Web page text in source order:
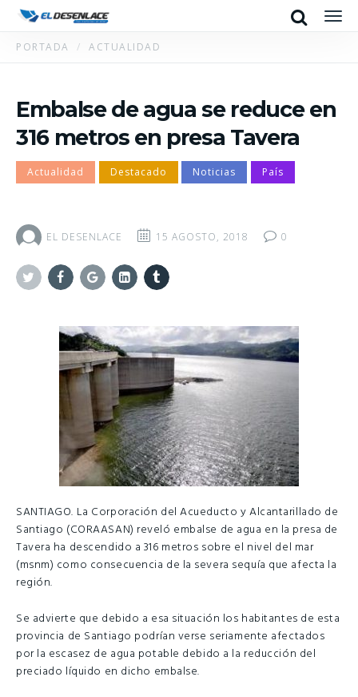
Search
PORTADA ACTUALIDAD
Embalse de agua se reduce en
316 metros en presa Tavera
Actualidad Destacado Noticias País
EL DESENLACE 15 AGOSTO, 2018 0
SANTIAGO. La Corporación del Acueducto y Alcantarillado de
Santiago (CORAASAN) reveló embalse de agua en la presa de
Tavera ha descendido a 316 metros sobre el nivel del mar
(msnm) como consecuencia de la severa sequía que afecta la
región.
Se advierte que debido a esa situación los habitantes de esta
provincia de Santiago podrían verse seriamente afectados
por la escasez de agua potable debido a la reducción del
preciado líquido en dicho embalse.